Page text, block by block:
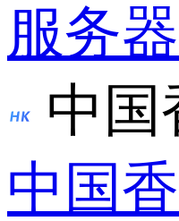
服务
中国
中国